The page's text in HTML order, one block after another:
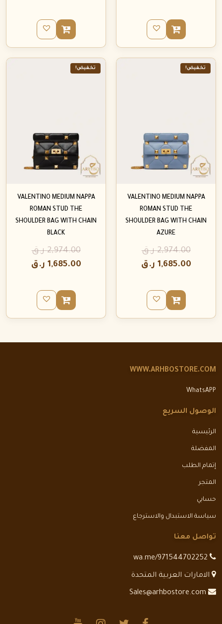
تخفيض!
VALENTINO MEDIUM NAPPA
ROMAN STUD THE
SHOULDER BAG WITH CHAIN
AZURE
2,974.00 ر.ق
1,685.00 ر.ق
تخفيض!
VALENTINO MEDIUM NAPPA
ROMAN STUD THE
SHOULDER BAG WITH CHAIN
BLACK
2,974.00 ر.ق
1,685.00 ر.ق
WWW.ARHBOSTORE.COM
WhatsAPP
الوصول السريع
الرئيسية
المفضلة
إتمام الطلب
المتجر
حسابي
سياسة الاستبدال والاسترجاع
تواصل معنا
الامارات العربية المتحدة